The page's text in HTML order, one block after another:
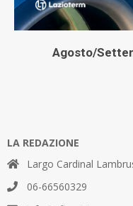
Agosto/
LA REDAZIONE
Largo Cardinal
06-66560329